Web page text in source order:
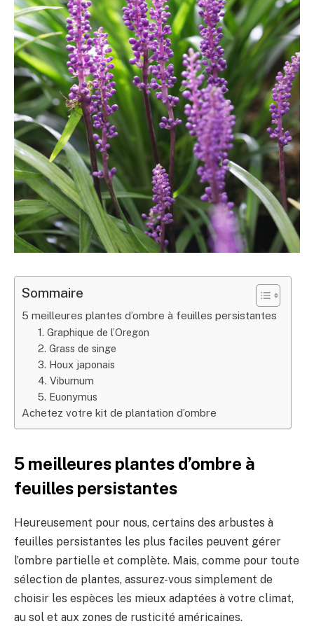
Sommaire
5 meilleures plantes d’ombre à feuilles persistantes
1. Graphique de l’Oregon
2. Grass de singe
3. Houx japonais
4. Viburnum
5. Euonymus
Achetez votre kit de plantation d’ombre
5 meilleures plantes d’ombre à
feuilles persistantes
Heureusement pour nous, certains des arbustes à
feuilles persistantes les plus faciles peuvent gérer
l’ombre partielle et complète. Mais, comme pour toute
sélection de plantes, assurez-vous simplement de
choisir les espèces les mieux adaptées à votre climat,
au sol et aux zones de rusticité américaines.